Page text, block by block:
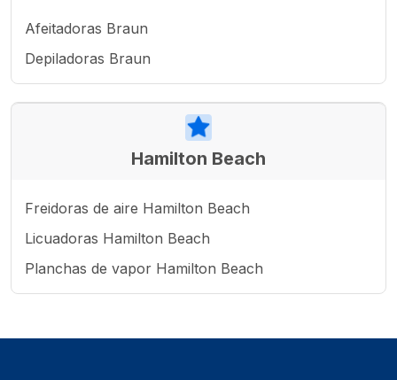
Afeitadoras Braun
Depiladoras Braun
Hamilton Beach
Freidoras de aire Hamilton Beach
Licuadoras Hamilton Beach
Planchas de vapor Hamilton Beach